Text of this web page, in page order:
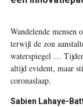
Wandelende mensen
terwijl de zon
waterspiegel …
altijd evident, maar
coronaslaap.
Sabien Lahaye-